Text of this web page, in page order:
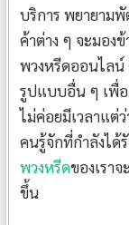
บริการ พยายาม
ค้าต่าง ๆ จะมอง
พวงหรีดออนไลน์
รูปแบบอื่น ๆ เพื่
ไม่ค่อยมีเวลาแต่
คนรู้จักที่กำลังได้
พวงหรีดของเรา
ขึ้น